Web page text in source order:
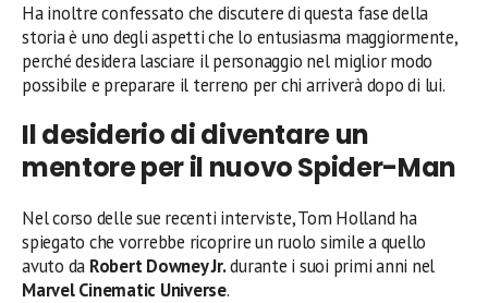
Ha inoltre confessato che discutere di questa fase della
storia è uno degli aspetti che lo entusiasma maggiormente,
perché desidera lasciare il personaggio nel miglior modo
possibile e preparare il terreno per chi arriverà dopo di lui.
Il desiderio di diventare un
mentore per il nuovo Spider-Man
Nel corso delle sue recenti interviste, Tom Holland ha
spiegato che vorrebbe ricoprire un ruolo simile a quello
avuto da Robert Downey Jr.durante i suoi primi anni nel
Marvel Cinematic Universe.